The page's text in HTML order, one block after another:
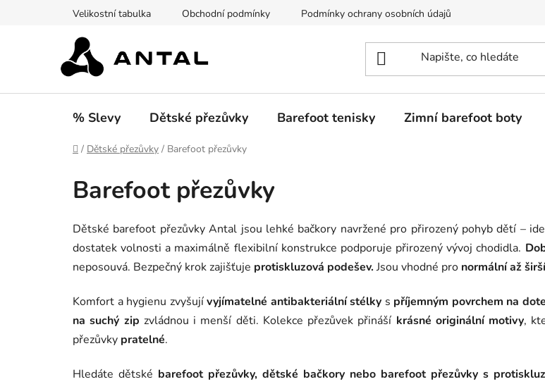
Velikostní tabulka Obchodní podmínky Podmínky ochrany osobních údajů
% Slevy Dětské přezůvky Barefoot tenisky Zimní barefoot boty
Domů
/ Dětské přezůvky / Barefoot přezůvky
Barefoot přezůvky
Dětské barefoot přezůvky Antal jsou lehké bačkory navržené pro přirozený pohyb dětí –
dostatek volnosti a maximálně flexibilní konstrukce podporuje přirozený vývoj chodidla.
neposouvá. Bezpečný krok zajišťuje protiskluzová podešev. Jsou vhodné pro normální až
Komfort a hygienu zvyšujívyjímatelné antibakteriální stélky s příjemným povrchem na
na suchý zip zvládnou i menší děti. Kolekce přezůvek přináší krásné originální motivy,
přezůvky pratelné.
Hledáte dětské barefoot přezůvky, dětské bačkory nebo barefoot přezůvky s